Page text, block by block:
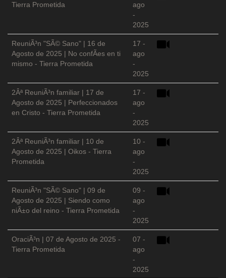
Tierra Prometida
ago
-
2025
ReuniÃ³n "SÃ© Sano" | 16 de
Agosto de 2025 | No confÃ­es en ti
mismo - Tierra Prometida
17 -
ago
-
2025
2Âª ReuniÃ³n familiar | 17 de
Agosto de 2025 | Perfeccionados
en Cristo - Tierra Prometida
17 -
ago
-
2025
2Âª ReuniÃ³n familiar | 10 de
Agosto de 2025 | Oikos - Tierra
Prometida
10 -
ago
-
2025
ReuniÃ³n "SÃ© Sano" | 09 de
Agosto de 2025 | Siendo como
niÃ±o del reino - Tierra Prometida
09 -
ago
-
2025
OraciÃ³n | 07 de Agosto de 2025 -
Tierra Prometida
07 -
ago
-
2025